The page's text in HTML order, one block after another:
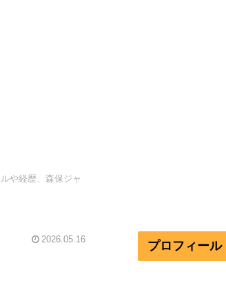
や経歴、森保ジャ
2026.05.16 プロフィール